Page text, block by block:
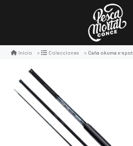
Inicio Colecciones Caña okuma x-spot